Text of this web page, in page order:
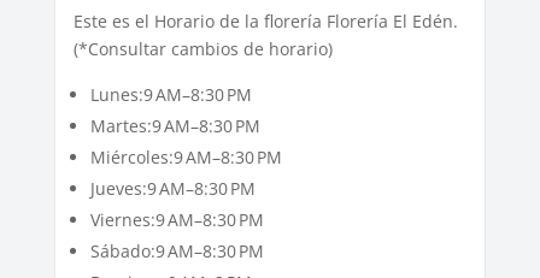
Este es el Horario de la florería Florería El Edén.
(*Consultar cambios de horario)
Lunes:9 AM–8:30 PM
Martes:9 AM–8:30 PM
Miércoles:9 AM–8:30 PM
Jueves:9 AM–8:30 PM
Viernes:9 AM–8:30 PM
Sábado:9 AM–8:30 PM